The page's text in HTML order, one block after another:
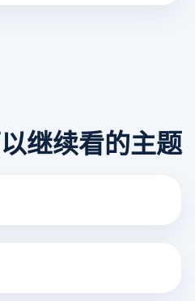
继续看的主题